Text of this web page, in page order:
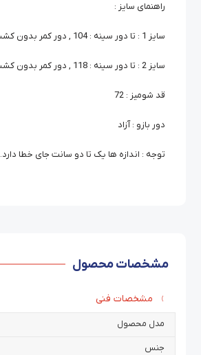
راهنمای سایز :
سایز 1 : تا دور سینه : 104 , دور کمر بدون کشسانی : 31 , دور کمر با کشسانی کامل : 124 , قد آستین از کنار یقه : 65
سایز 2 : تا دور سینه : 118 , دور کمر بدون کشسانی : 33 , دور کمر با کشسانی کامل : 134 , قد آستین از کنار یقه : 69
قد شومیز : 72
دور بازو : آزاد
توجه : اندازه ها یک تا دو سانت جای خطا دارد.
مشخصات محصول
مشخصات فنی
مدل محصول
جنس